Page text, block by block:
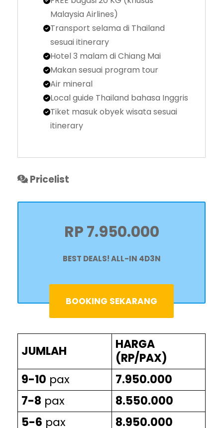
Malaysia Airlines)
Transport selama di Thailand
sesuai itinerary
Hotel 3 malam di Chiang Mai
Makan sesuai program tour
Air mineral
Local guide Thailand bahasa Inggris
Tiket masuk obyek wisata sesuai
itinerary
Pricelist
RP 7.950.000
BEST DEALS! ALL-IN 4D3N
BOOKING SEKARANG
JUMLAH
HARGA
(RP/PAX)
9-10 pax
7.950.000
7-8 pax
8.550.000
5-6 pax
8.950.000